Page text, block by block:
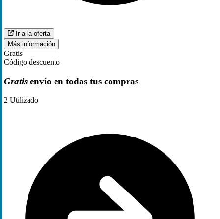
Ir a la oferta
Más información
Gratis
Código descuento
Gratis envío en todas tus compras
2 Utilizado